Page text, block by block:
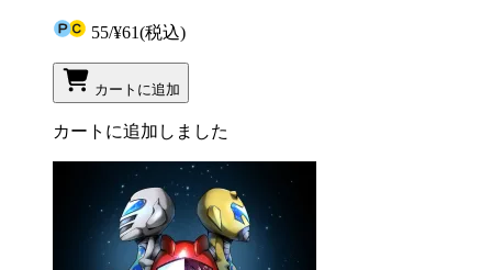
55/¥61(税込)
カートに追加
カートに追加しました